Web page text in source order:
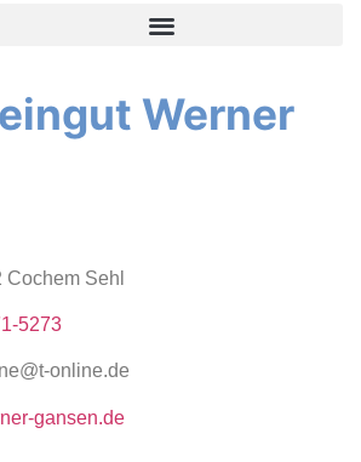
Werner
Cochem Sehl
5273
online.de
gansen.de